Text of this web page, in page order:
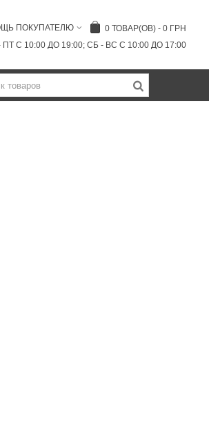
0 ТОВАР(ОВ) - 0 ГРН
ПОКУПАТЕЛЮ
ПТ C 10:00 ДО 19:00; СБ - ВС С 10:00 ДО 17:00